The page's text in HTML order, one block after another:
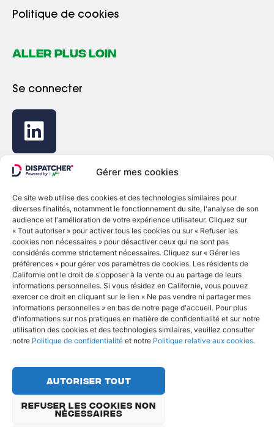
Gérer mes cookies
Ce site web utilise des cookies et des technologies similaires pour
diverses finalités, notamment le fonctionnement du site, l'analyse de son
audience et l'amélioration de votre expérience utilisateur. Cliquez sur
« Tout autoriser » pour activer tous les cookies ou sur « Refuser les
cookies non nécessaires » pour désactiver ceux qui ne sont pas
considérés comme strictement nécessaires. Cliquez sur « Gérer les
préférences » pour gérer vos paramètres de cookies. Les résidents de
Californie ont le droit de s'opposer à la vente ou au partage de leurs
informations personnelles. Si vous résidez en Californie, vous pouvez
exercer ce droit en cliquant sur le lien « Ne pas vendre ni partager mes
informations personnelles » en bas de notre page d'accueil. Pour plus
d'informations sur nos pratiques en matière de confidentialité et sur notre
utilisation des cookies et des technologies similaires, veuillez consulter
notre Politique de confidentialité et notre Politique relative aux cookies.
Autoriser tout
Refuser les cookies non
nécessaires
Politique de cookies
ALLER PLUS LOIN
Se connecter
© Copyright 2022 - Dispatcher
Politique de confidentialité
Politique relative aux cookies
Ne vendez ni ne partagez mes informations
personnelles
English Français Deutsch